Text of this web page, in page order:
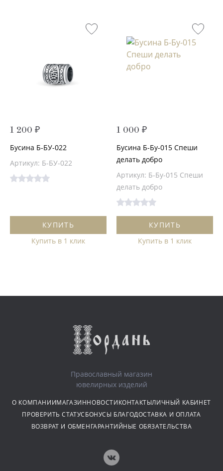
1 200 ₽
Бусина Б-БУ-022
Артикул: Б-БУ-022
КУПИТЬ
Купить в 1 клик
1 000 ₽
Бусина Б-Бу-015 Спеши
делать добро
Артикул: Б-Бу-015 Спеши
делать добро
КУПИТЬ
Купить в 1 клик
Православный магазин
ювелирных изделий
О КОМПАНИИМАГАЗИННОВОСТИКОНТАКТЫЛИЧНЫЙ КАБИНЕТ
ПРОВЕРИТЬ СТАТУСБОНУСЫ БЛАГОДОСТАВКА И ОПЛАТА
ВОЗВРАТ И ОБМЕНГАРАНТИЙНЫЕ ОБЯЗАТЕЛЬСТВА